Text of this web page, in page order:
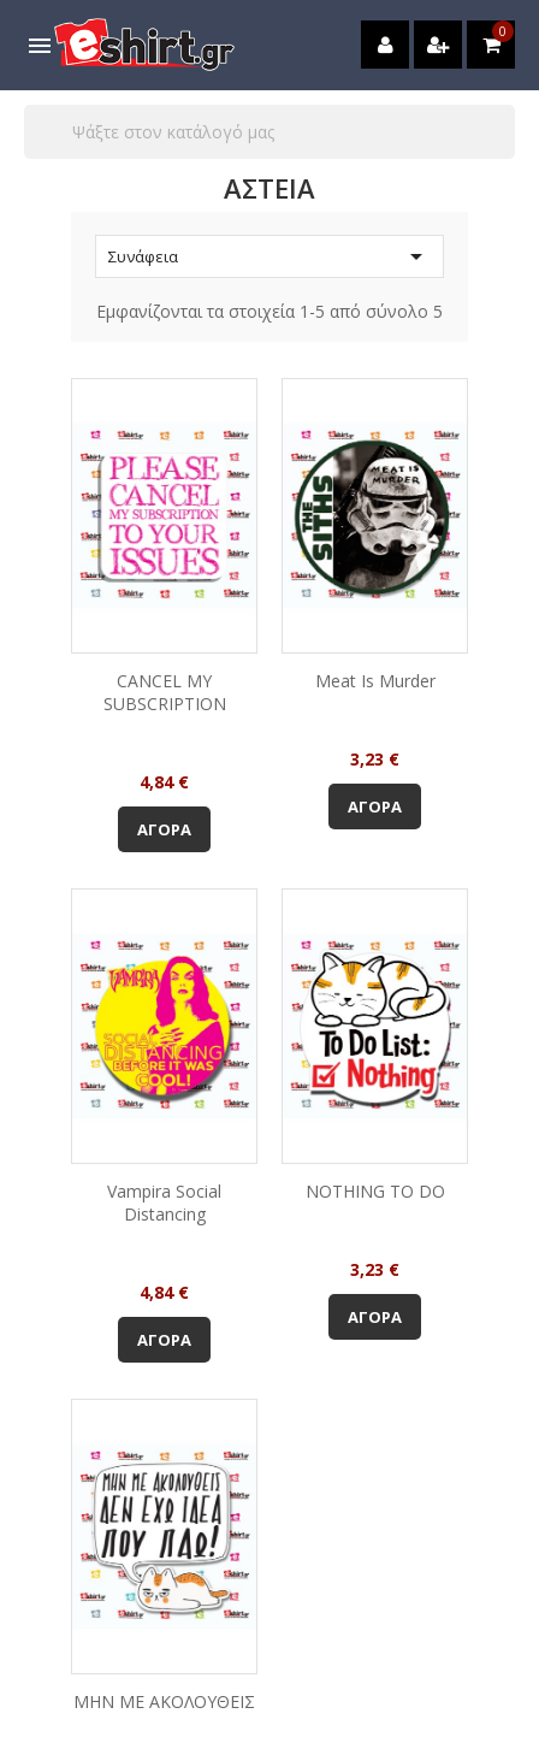
 0
ΑΣΤΕΙΑ
Συνάφεια 
Εμφανίζονται τα στοιχεία 1-5 από σύνολο 5
CANCEL MY
SUBSCRIPTION
Τιμή
4,84 €
ΑΓΟΡΆ
Meat Is Murder
Τιμή
3,23 €
ΑΓΟΡΆ
Vampira Social
Distancing
Τιμή
4,84 €
ΑΓΟΡΆ
NOTHING TO DO
Τιμή
3,23 €
ΑΓΟΡΆ
ΜΗΝ ΜΕ ΑΚΟΛΟΥΘΕΙΣ